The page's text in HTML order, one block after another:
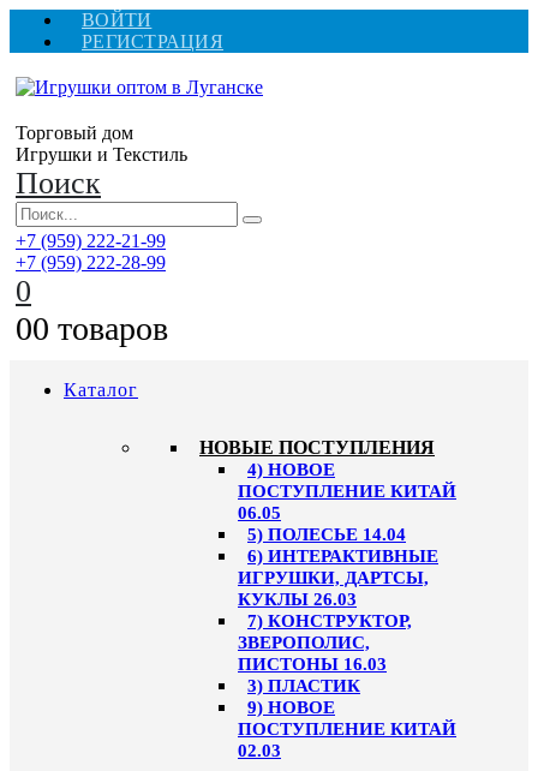
ВОЙТИ
РЕГИСТРАЦИЯ
Торговый дом
Игрушки и Текстиль
Поиск
+7 (959) 222-21-99
+7 (959) 222-28-99
0
00 товаров
Каталог
НОВЫЕ ПОСТУПЛЕНИЯ
4) НОВОЕ
ПОСТУПЛЕНИЕ КИТАЙ
06.05
5) ПОЛЕСЬЕ 14.04
6) ИНТЕРАКТИВНЫЕ
ИГРУШКИ, ДАРТСЫ,
КУКЛЫ 26.03
7) КОНСТРУКТОР,
ЗВЕРОПОЛИС,
ПИСТОНЫ 16.03
3) ПЛАСТИК
9) НОВОЕ
ПОСТУПЛЕНИЕ КИТАЙ
02.03